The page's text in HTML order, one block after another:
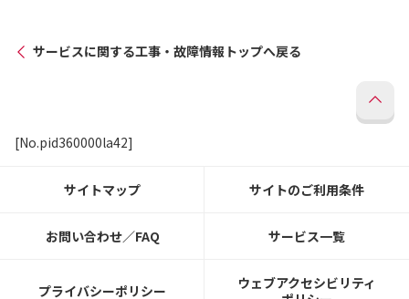
サービスに関する工事・故障情報トップへ戻る
[No.pid360000la42]
サイトマップ サイトのご利用条件
お問い合わせ／FAQ サービス一覧
プライバシーポリシー
ウェブアクセシビリティ